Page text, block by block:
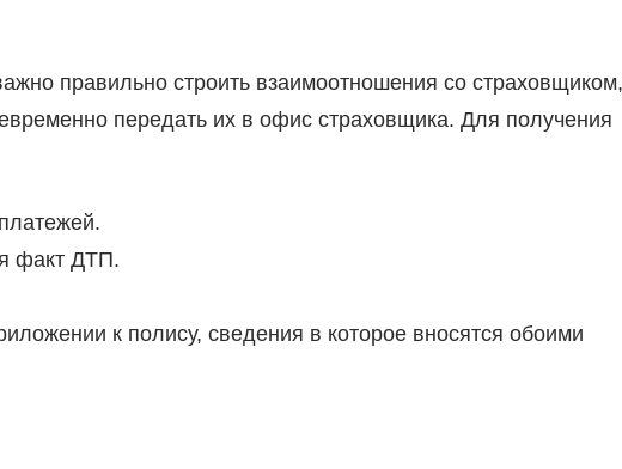
правильно строить взаимоотношения со страховщиком,
передать их в офис страховщика. Для получения
факт ДТП.
к полису, сведения в которое вносятся обоими